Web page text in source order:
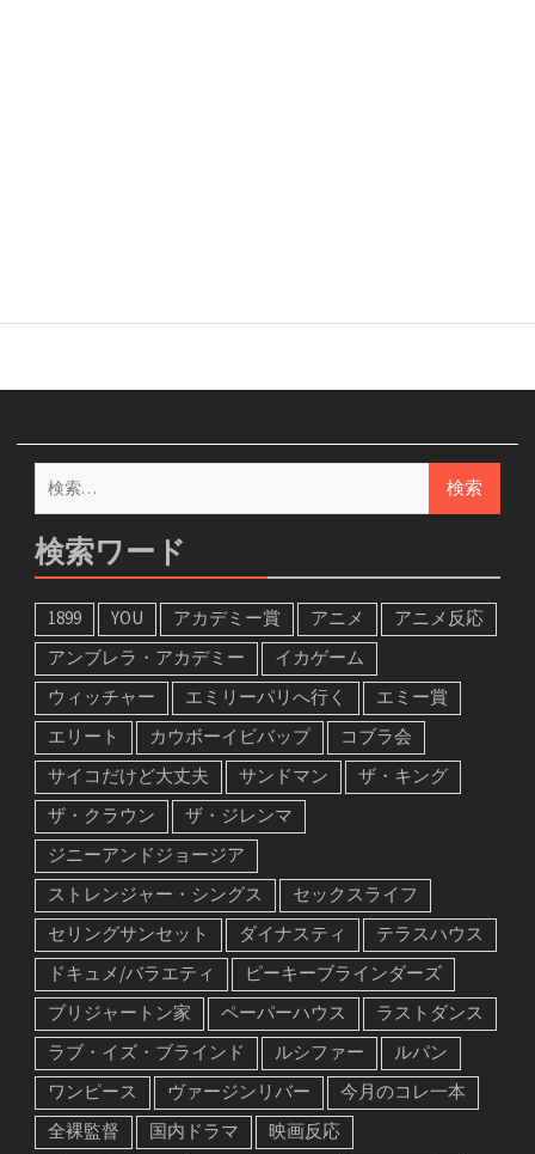
検
索:
検索ワード
1899 YOU アカデミー賞 アニメ
アニメ反応
アンブレラ・アカデミー
イカゲーム
ウィッチャー
エミリーパリへ行く
エミー賞
エリート
カウボーイビバップ
コブラ会
サイコだけど大丈夫
サンドマン
ザ・キング
ザ・クラウン
ザ・ジレンマ
ジニーアンドジョージア
ストレンジャー・シングス
セックスライフ
セリングサンセット
ダイナスティ
テラスハウス
ドキュメ/バラエティ
ピーキーブラインダーズ
ブリジャートン家
ペーパーハウス
ラストダンス
ラブ・イズ・ブラインド
ルシファー
ルパン
ワンピース
ヴァージンリバー
今月のコレ一本
全裸監督
国内ドラマ
映画反応